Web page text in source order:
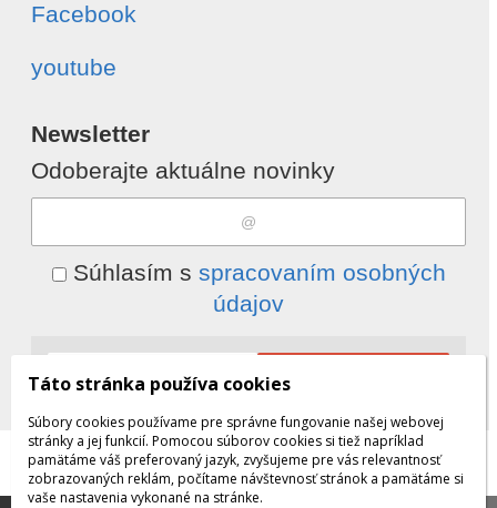
Facebook
youtube
Newsletter
Odoberajte aktuálne novinky
Súhlasím s spracovaním osobných
údajov
© 2026 WEXBO |www.wexbo.com|Prihlásiť
Táto stránka používa cookies
Súbory cookies používame pre správne fungovanie našej webovej
stránky a jej funkcií. Pomocou súborov cookies si tiež napríklad
pamätáme váš preferovaný jazyk, zvyšujeme pre vás relevantnosť
zobrazovaných reklám, počítame návštevnosť stránok a pamätáme si
vaše nastavenia vykonané na stránke.